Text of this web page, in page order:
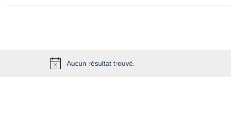
Notice
Aucun résultat trouvé.